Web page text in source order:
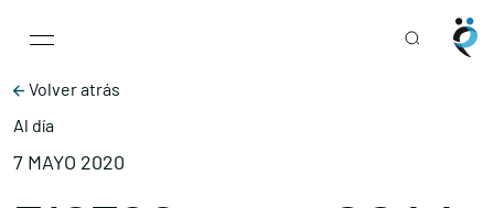
Main Navigation
Volver atrás
Al día
7 MAYO 2020